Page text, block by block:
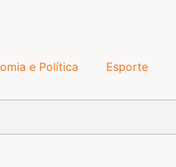
e Política Esporte